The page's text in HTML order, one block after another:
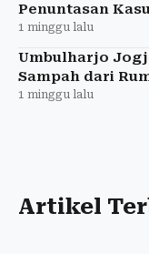
Penuntasan
1 minggu lalu
Umbulharjo
Sampah dari
1 minggu lalu
Artikel